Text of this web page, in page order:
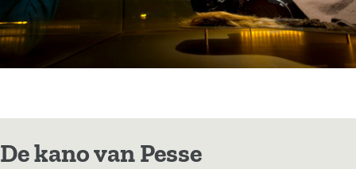
De kano van Pesse